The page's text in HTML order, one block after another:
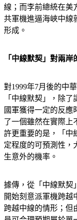
線；而李前總統在美
共軍機進逼海峽中線
形成。
「中線默契」對兩岸
對1999年7月後的中
「中線默契」，除
國軍獲得一定的反應
了一個雖然在實際上
許更重要的是，「中
定程度的可預測性，
生意外的機率。
據傳，從「中線默契
開始刻意派軍機跨越
跨越中線的情形；但